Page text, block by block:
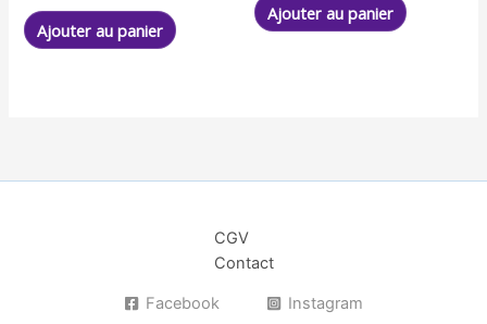
Ajouter au panier
Ajouter au panier
CGV
Contact
Facebook Instagram